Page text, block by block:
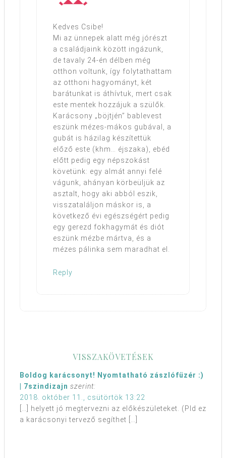
Kedves Csibe!
Mi az ünnepek alatt még jórészt
a családjaink között ingázunk,
de tavaly 24-én délben még
otthon voltunk, így folytathattam
az otthoni hagyományt, két
barátunkat is áthívtuk, mert csak
este mentek hozzájuk a szülők.
Karácsony „böjtjén” bablevest
eszünk mézes-mákos gubával, a
gubát is házilag készítettük
előző este (khm… éjszaka), ebéd
előtt pedig egy népszokást
követünk: egy almát annyi felé
vágunk, ahányan körbeüljük az
asztalt, hogy aki abból eszik,
visszataláljon máskor is, a
következő évi egészségért pedig
egy gerezd fokhagymát és diót
eszünk mézbe mártva, és a
mézes pálinka sem maradhat el.
Reply
VISSZAKÖVETÉSEK
Boldog karácsonyt! Nyomtatható zászlófüzér :)
| 7szindizajn szerint:
2018. október 11., csütörtök 13:22
[…] helyett jó megtervezni az előkészületeket. (Pld ez
a karácsonyi tervező segíthet […]